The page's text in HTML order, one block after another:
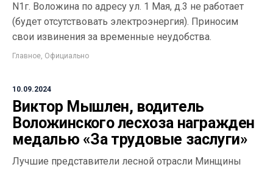
N1г. Воложина по адресу ул. 1 Мая, д.3 не работает
(будет отсутствовать электроэнергия). Приносим
свои извинения за временные неудобства.
Главное, Официально
10.09.2024
Виктор Мышлен, водитель
Воложинского лесхоза награжден
медалью «За трудовые заслуги»
Лучшие представители лесной отрасли Минщины